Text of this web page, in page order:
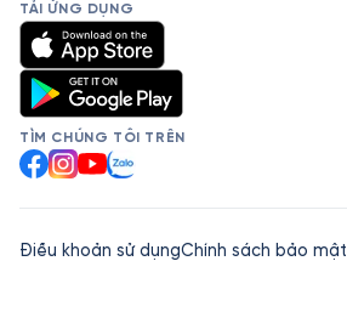
TẢI ỨNG DỤNG
TÌM CHÚNG TÔI TRÊN
Facebook
Instagram
YouTube
Zalo
Điều khoản sử dụngChính sách bảo mật